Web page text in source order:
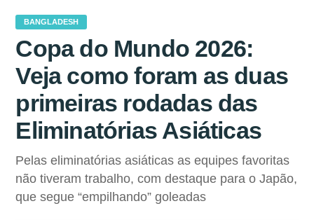
BANGLADESH
Copa do Mundo 2026:
Veja como foram as duas
primeiras rodadas das
Eliminatórias Asiáticas
Pelas eliminatórias asiáticas as equipes favoritas
não tiveram trabalho, com destaque para o Japão,
que segue “empilhando” goleadas